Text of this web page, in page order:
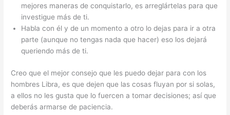
mejores maneras de conquistarlo, es arreglártelas para que
investigue más de ti.
Habla con él y de un momento a otro lo dejas para ir a otra
parte (aunque no tengas nada que hacer) eso los dejará
queriendo más de ti.
Creo que el mejor consejo que les puedo dejar para con los
hombres Libra, es que dejen que las cosas fluyan por si solas,
a ellos no les gusta que lo fuercen a tomar decisiones; así que
deberás armarse de paciencia.